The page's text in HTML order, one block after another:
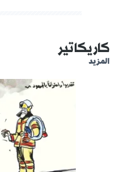
كاريكاتير
المزيد